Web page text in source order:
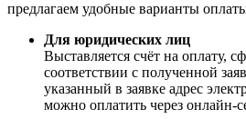
предлагаем удобные варианты
Для юридических лиц
Выставляется счёт на оплату,
соответствии с полученной
указанный в заявке адрес
можно оплатить через онлайн-